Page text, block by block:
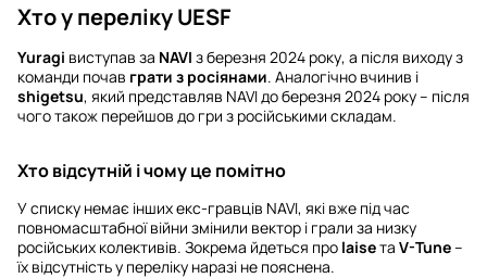
Хто у переліку UESF
Yuragi виступав за NAVI з березня 2024 року, а після виходу з
команди почав грати з росіянами. Аналогічно вчинив і
shigetsu, який представляв NAVI до березня 2024 року – після
чого також перейшов до гри з російськими складам.
Хто відсутній і чому це помітно
У списку немає інших екс-гравців NAVI, які вже під час
повномасштабної війни змінили вектор і грали за низку
російських колективів. Зокрема йдеться про laiseта V-Tune–
їх відсутність у переліку наразі не пояснена.